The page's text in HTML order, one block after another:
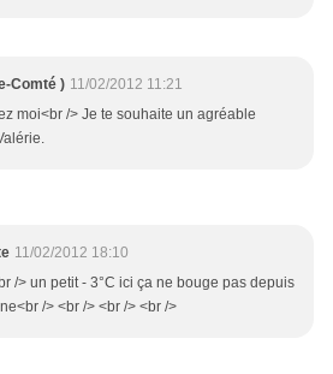
Comté ) 11/02/2012 11:21
moi<br /> Je te souhaite un agréable
11/02/2012 18:10
/> un petit - 3°C ici ça ne bouge pas depuis
/> <br /> <br /> <br />